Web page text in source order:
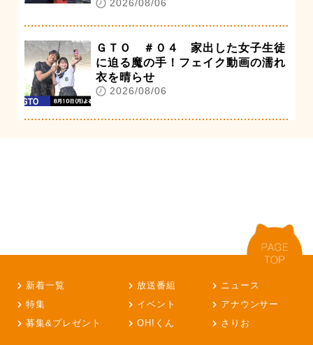
2026/08/06
ＧＴＯ ＃０４ 家出した女子生徒
に迫る魔の手！フェイク動画の濡れ
衣を晴らせ
2026/08/06
新着一覧 放送番組
ニュース
特集
イベント
アナウンサー
募集&プレゼント
OH!くん さりお